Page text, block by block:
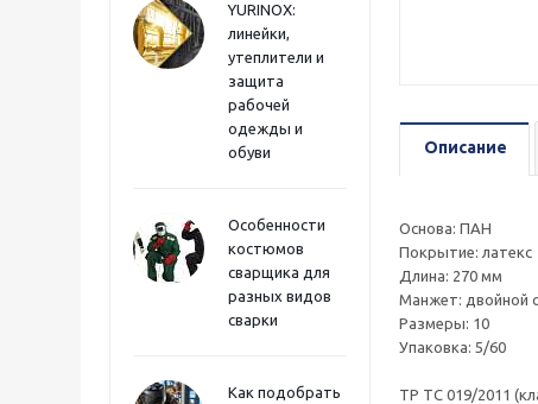
YURINOX:
линейки,
утеплители и
защита
рабочей
одежды и
обуви
Особенности
костюмов
сварщика для
разных видов
сварки
Как подобрать
Описание
Основа: ПАН
Покрытие: латекс
Длина: 270 мм
Манжет: двойной
Размеры: 10
Упаковка: 5/60
ТР ТС 019/2011